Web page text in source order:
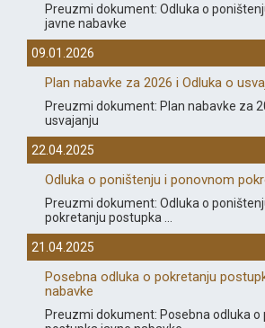
Preuzmi dokument: Odluka o
javne nabavke
09.01.2026
Plan nabavke za 2026 i Odluka o
Preuzmi dokument: Plan nabavke za
usvajanju
22.04.2025
Odluka o poništenju i ponovnom
Preuzmi dokument: Odluka o
pokretanju postupka ...
21.04.2025
Posebna odluka o pokretanju
nabavke
Preuzmi dokument: Posebna odluka o